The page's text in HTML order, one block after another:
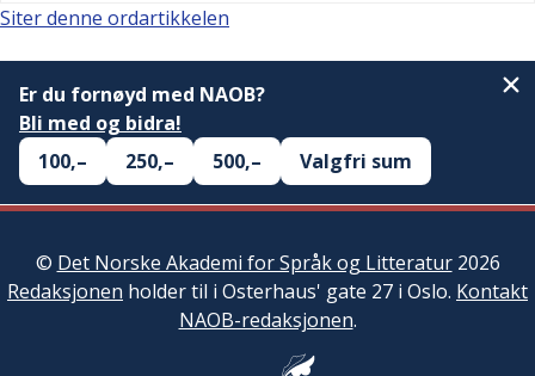
Siter denne ordartikkelen
Er du fornøyd med NAOB?
Bli med og bidra!
100,–
250,– 500,– Valgfri sum
© Det Norske Akademi for Språk og Litteratur2026
Redaksjonen holder til i Osterhaus' gate 27 i Oslo. Kontakt
NAOB-redaksjonen.